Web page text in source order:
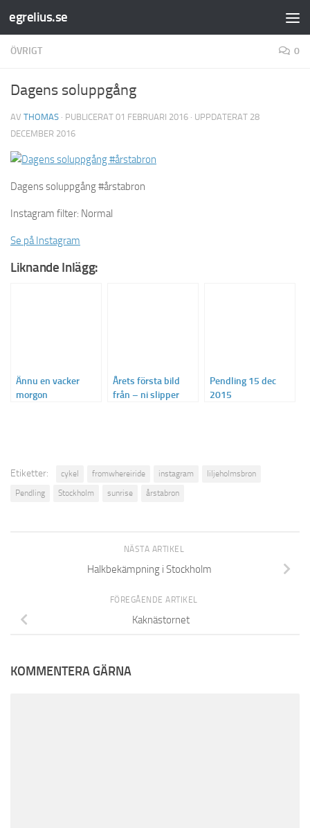
Hoppa till innehåll
egrelius.se
ÖVRIGT 0
Dagens soluppgång
AV THOMAS · PUBLICERAT 01 FEBRUARI 2016 · UPPDATERAT 28
DECEMBER 2016
Dagens soluppgång #årstabron
Instagram filter: Normal
Se på Instagram
Liknande Inlägg:
Ännu en vacker
morgon
Årets första bild
från – ni slipper
Pendling 15 dec
2015
Etiketter: cykel fromwhereiride instagram
liljeholmsbron
Pendling
Stockholm sunrise årstabron
NÄSTA ARTIKEL
Halkbekämpning i Stockholm
FÖREGÅENDE ARTIKEL
Kaknästornet
KOMMENTERA GÄRNA